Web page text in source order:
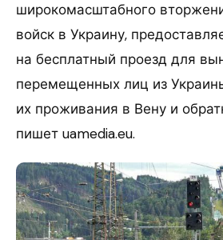
широкомасштабного
войск в Украину,
на бесплатный проезд для
перемещенных лиц из
их проживания в Вену и
пишет uamedia.eu.